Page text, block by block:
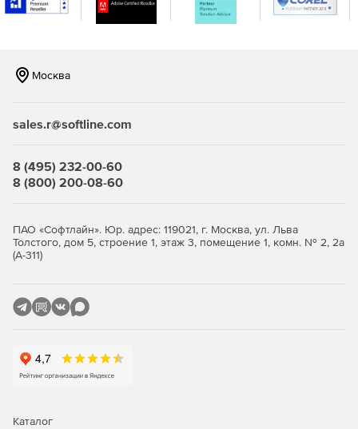
генерации отчетов.
Продукт IronPort Email Security (C-series) доступен в
Модель IronPort C170 рекомендуется для организаций
с количеством пользователей электронной почты от
Модель IronPort C370 подходит для организаций с
количеством пользователей электронной почты от 1
количеством пользователей более 10 000 человек.
требовательных сетей в мире.
Москва
sales.r@softline.com
8 (495) 232-00-60
8 (800) 200-08-60
ПАО «Софтлайн». Юр. адрес: 119021, г. Москва, ул. Льва
Толстого, дом 5, строение 1, этаж 3, помещение 1, комн. № 2, 2а
(А-311)
Каталог